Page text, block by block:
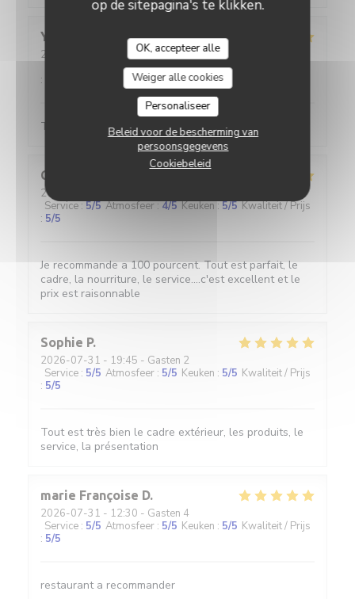
op de sitepagina's te klikken.
OK, accepteer alle
Weiger alle cookies
Personaliseer
Beleid voor de bescherming van
persoonsgegevens
Cookiebeleid
Yann
2026-08-01
- 20:45 - Gasten 2
Atmosfeer:5/5 Keuken:5/5
:
Toujours au top
Cécile
2026-07-30
Service:5/5 Atmosfeer:4/5 Keuken:5/5 Kwaliteit / Prijs
: 5/5
Je recommande a 100 pourcent. Tout est parfait, le
cadre, la nourriture, le service....c'est excellent et le
prix est raisonnable
Sophie P
2026-07-31 - 19:45 - Gasten 2
Service : 5/5 Atmosfeer : 5/5 Keuken : 5/5 Kwaliteit / Prijs
: 5/5
Tout est très bien le cadre extérieur, les produits, le
service, la présentation
marie Françoise D
2026-07-31 - 12:30 - Gasten 4
Service : 5/5 Atmosfeer : 5/5 Keuken : 5/5 Kwaliteit / Prijs
: 5/5
restaurant a recommander